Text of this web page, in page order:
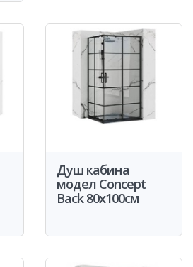
Душ кабина
модел Concept
Back 80x100см